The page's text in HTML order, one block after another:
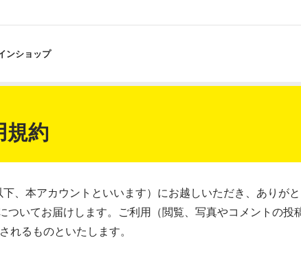
ンショップ
規約
、本アカウントといいます）にお越しいただき、ありがと
いてお届けします。ご利用（閲覧、写真やコメントの投
るものといたします。